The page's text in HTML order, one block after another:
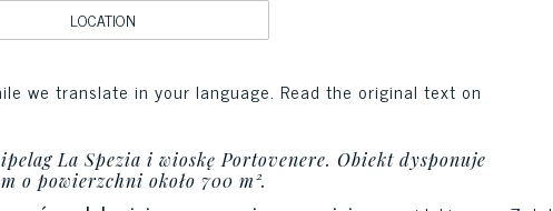
LOCATION
we translate in your language. Read the original text on
La Spezia i wioskę Portovenere. Obiekt dysponuje
o powierzchni około 700 m².